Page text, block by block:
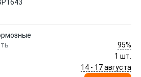
95%
1 шт.
14 - 17 августа